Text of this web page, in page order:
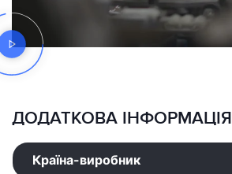
ДОДАТКОВА ІНФОРМАЦІЯ
Країна-виробник